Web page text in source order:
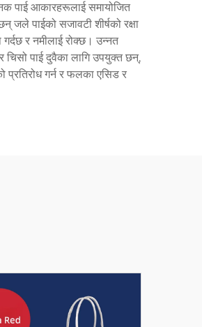
पाई आकारहरूलाई समायोजित
पाईको सजावटी शीर्षको रक्षा
र नमीलाई रोक्छ। उन्नत
चिसो पाई दुवैका लागि उपयुक्त छन्,
गर्न र फलका एसिड र